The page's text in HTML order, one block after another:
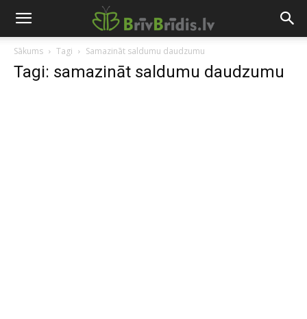
Sākums Tagi Samazināt saldumu daudzumu
Tagi: samazināt saldumu daudzumu